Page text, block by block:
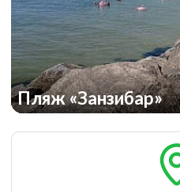
Пляж «Занзибар»